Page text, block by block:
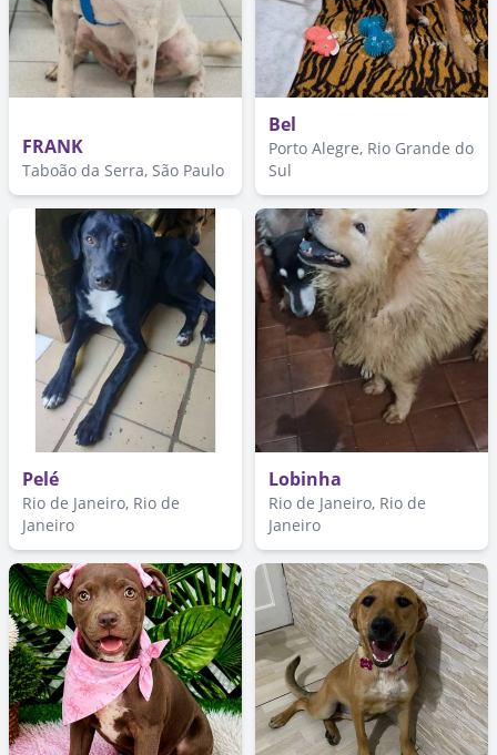
FRANK
Taboão da Serra, São Paulo
Bel
Porto Alegre, Rio Grande do
Sul
Pelé
Rio de Janeiro, Rio de
Janeiro
Lobinha
Rio de Janeiro, Rio de
Janeiro